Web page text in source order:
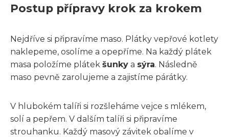
Postup přípravy krok za krokem
Nejdříve si připravíme maso. Plátky vepřové kotlety
naklepeme, osolíme a opepříme. Na každý plátek
masa položíme plátek šunky a sýra. Následně
maso pevně zarolujeme a zajistíme párátky.
V hlubokém talíři si rozšleháme vejce s mlékem,
solí a pepřem. V dalším talíři si připravíme
strouhanku. Každý masový závitek obalíme v